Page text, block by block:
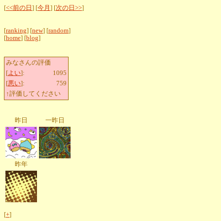
[<<前の日 ] [今月 ] [次の日>>]
[ranking] [new] [random]
[home] [blog]
みなさんの評価
[よい]:
1095
[悪い]:
759
↑評価してください
昨日 一昨日
昨年
[+]